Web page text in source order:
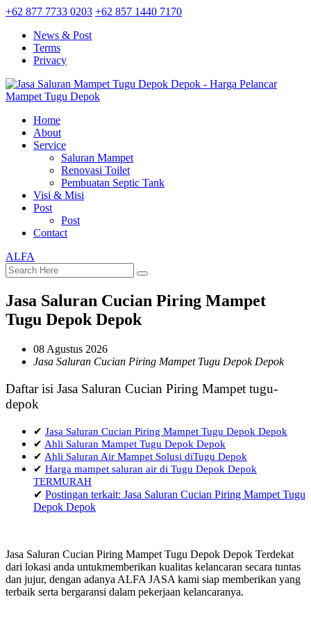
+62 877 7733 0203 +62 857 1440 7170
News & Post
Terms
Privacy
Home
About
Service
Saluran Mampet
Renovasi Toilet
Pembuatan Septic Tank
Visi & Misi
Post
Post
Contact
ALFA
Jasa Saluran Cucian Piring Mampet
Tugu Depok Depok
08 Agustus 2026
Jasa Saluran Cucian Piring Mampet Tugu Depok Depok
Daftar isi Jasa Saluran Cucian Piring Mampet tugu-
depok
✔ Jasa Saluran Cucian Piring Mampet Tugu Depok Depok
✔ Ahli Saluran Mampet Tugu Depok Depok
✔ Ahli Saluran Air Mampet Solusi diTugu Depok
✔ Harga mampet saluran air di Tugu Depok Depok
TERMURAH
✔ Postingan terkait: Jasa Saluran Cucian Piring Mampet Tugu
Depok Depok
Jasa Saluran Cucian Piring Mampet Tugu Depok Depok Terdekat
dari lokasi anda untukmemberikan kualitas kelancaran secara tuntas
dan jujur, dengan adanya ALFA JASA kami siap memberikan yang
terbaik serta bergaransi dalam pekerjaan kelancaranya.